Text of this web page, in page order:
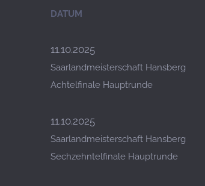
DATUM
11.10.2025
Saarlandmeisterschaft Hansberg
Achtelfinale Hauptrunde
11.10.2025
Saarlandmeisterschaft Hansberg
Sechzehntelfinale Hauptrunde